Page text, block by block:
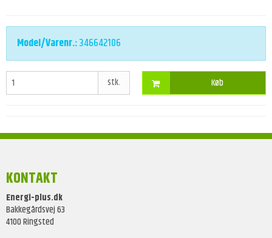
Model/Varenr.:346642106
stk. Køb
KONTAKT
Energi-plus.dk
Bakkegårdsvej 63
4100 Ringsted